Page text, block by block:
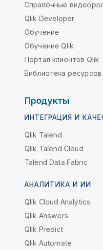
Справочные
Qlik Developer
Обучение
Обучение Qlik
Портал клиентов Qlik
Библиотека ресурсов
Продукты
ИНТЕГРАЦИЯ И
Qlik Talend
Qlik Talend Cloud
Talend Data Fabric
АНАЛИТИКА И ИИ
Qlik Cloud Analytics
Qlik Answers
Qlik Predict
Qlik Automate